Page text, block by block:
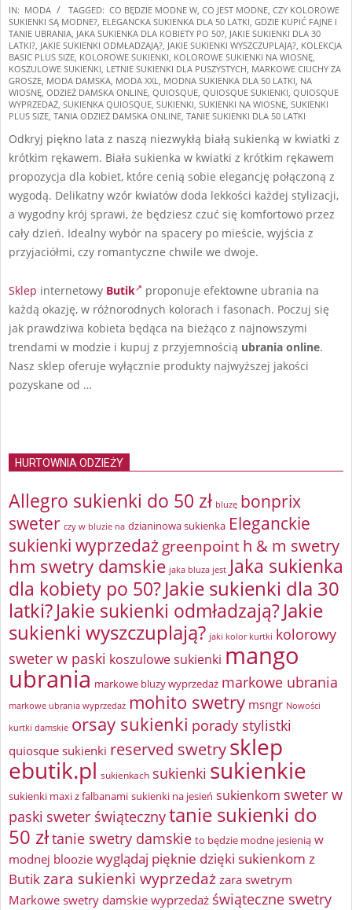
2024-
08-
08
IN: MODA TAGGED: CO BĘDZIE MODNE W, CO JEST MODNE, CZY KOLOROWE
SUKIENKI SĄ MODNE?, ELEGANCKA SUKIENKA DLA 50 LATKI, GDZIE KUPIĆ FAJNE I
TANIE UBRANIA, JAKA SUKIENKA DLA KOBIETY PO 50?, JAKIE SUKIENKI DLA 30
LATKI?, JAKIE SUKIENKI ODMŁADZAJĄ?, JAKIE SUKIENKI WYSZCZUPLAJĄ?, KOLEKCJA
BASIC PLUS SIZE, KOLOROWE SUKIENKI, KOLOROWE SUKIENKI NA WIOSNĘ,
KOSZULOWE SUKIENKI, LETNIE SUKIENKI DLA PUSZYSTYCH, MARKOWE CIUCHY ZA
GROSZE, MODA DAMSKA, MODA XXL, MODNA SUKIENKA DLA 50 LATKI, NA
WIOSNĘ, ODZIEŻ DAMSKA ONLINE, QUIOSQUE, QUIOSQUE SUKIENKI, QUIOSQUE
WYPRZEDAŻ, SUKIENKA QUIOSQUE, SUKIENKI, SUKIENKI NA WIOSNĘ, SUKIENKI
PLUS SIZE, TANIA ODZIEŻ DAMSKA ONLINE, TANIE SUKIENKI DLA 50 LATKI
Odkryj piękno lata z naszą niezwykłą białą sukienką w kwiatki z
krótkim rękawem. Biała sukienka w kwiatki z krótkim rękawem
propozycja dla kobiet, które cenią sobie elegancję połączoną z
wygodą. Delikatny wzór kwiatów doda lekkości każdej stylizacji,
a wygodny krój sprawi, że będziesz czuć się komfortowo przez
cały dzień. Idealny wybór na spacery po mieście, wyjścia z
przyjaciółmi, czy romantyczne chwile we dwoje.
Sklep internetowy Butik proponuje efektowne ubrania na
każdą okazję, w różnorodnych kolorach i fasonach. Poczuj się
jak prawdziwa kobieta będąca na bieżąco z najnowszymi
trendami w modzie i kupuj z przyjemnością ubrania online.
Nasz sklep oferuje wyłącznie produkty najwyższej jakości
pozyskane od …
HURTOWNIA ODZIEŻY
Allegro sukienki do 50 zł bluzę bonprix
sweter czy w bluzie na dzianinowa sukienka Eleganckie
sukienki wyprzedaż greenpointh & m swetry
hm swetry damskie jaka bluza jest Jaka sukienka
dla kobiety po 50?Jakie sukienki dla 30
latki?Jakie sukienki odmładzają?Jakie
sukienki wyszczuplają? jaki kolor kurtki kolorowy
sweter w paski koszulowe sukienki mango
ubrania markowe bluzy wyprzedaż markowe ubrania
markowe ubrania wyprzedaż mohito swetry msngr Nowości
kurtki damskie orsay sukienki porady stylistki
quiosque sukienki reserved swetrysklep
ebutik.pl sukienkach sukienki sukienkie
sukienki maxi z falbanami sukienki na jesień sukienkom sweter w
paski sweter świątecznytanie sukienki do
50 złtanie swetry damskie to będzie modne jesienią w
modnej bloozie wyglądaj pięknie dzięki sukienkom z
Butikzara sukienki wyprzedażzara swetrym
Markowe swetry damskie wyprzedaż świąteczne swetry